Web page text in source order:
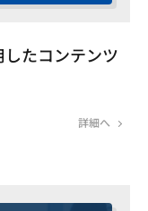
したコンテンツ
詳細へ